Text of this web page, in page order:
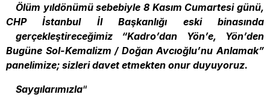
Ölüm yıldönümü sebebiyle 8 Kasım Cumartesi günü,
CHP İstanbul İl Başkanlığı eski binasında
gerçekleştireceğimiz “Kadro’dan Yön’e, Yön’den
Bugüne Sol-Kemalizm / Doğan Avcıoğlu’nu Anlamak”
panelimize; sizleri davet etmekten onur duyuyoruz.
Saygılarımızla“